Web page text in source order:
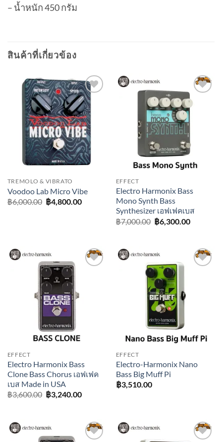
– น้ำหนัก 450 กรัม
สินค้าที่เกี่ยวข้อง
Add to
wishlist
TREMOLO & VIBRATO
Voodoo Lab Micro Vibe
฿6,000.00 Original
price
฿4,800.00Current
฿4,800.00.
Add to
wishlist
EFFECT
Electro Harmonix Bass
Mono Synth Bass
Synthesizer เอฟเฟคเบส
฿7,000.00 Original
price
฿6,300.00Current
EFFECT
Electro Harmonix Bass
Clone Bass Chorus เอฟเฟค
เบส Made in USA
฿3,600.00 Original
฿3,240.00Current
EFFECT
Electro-Harmonix Nano
Bass Big Muff Pi
฿3,510.00